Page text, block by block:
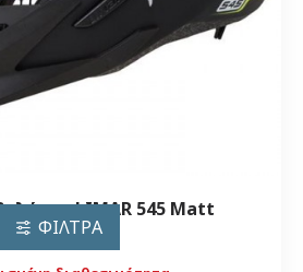
LIMAR 545 Matt
ΦΊΛΤΡΑ